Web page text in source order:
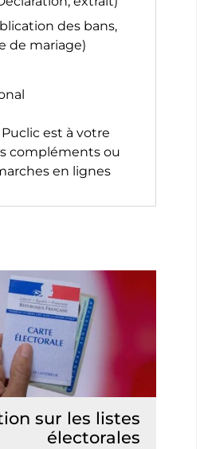
des bans,
de mariage)
est à votre
compléments ou
en lignes
sur les listes
électorales